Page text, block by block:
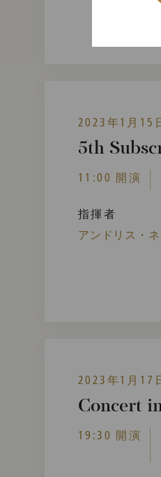
2023年1月15
5th
11:00 開演
指揮者
アンドリス・
2023年1月17
Concert
19:30 開演